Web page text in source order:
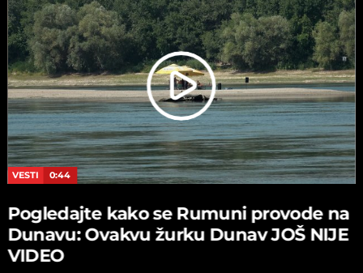
VESTI 0:44
Pogledajte kako se Rumuni provode na
Dunavu: Ovakvu žurku Dunav JOŠ NIJE
VIDEO